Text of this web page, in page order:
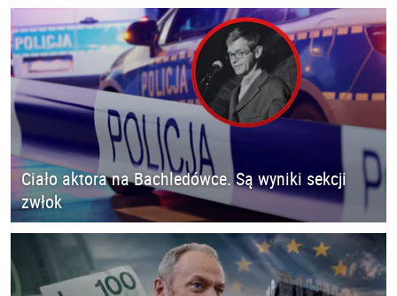
Ciało aktora na Bachledówce. Są wyniki sekcji
zwłok